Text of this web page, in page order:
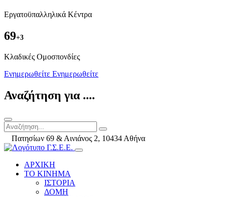
Εργατοϋπαλληλικά Κέντρα
69+3
Kλαδικές Ομοσπονδίες
Ενημερωθείτε Ενημερωθείτε
Αναζήτηση για ....
Πατησίων 69 & Αινιάνος 2, 10434 Αθήνα
ΑΡΧΙΚΗ
ΤΟ ΚΙΝΗΜΑ
ΙΣΤΟΡΙΑ
ΔΟΜΗ